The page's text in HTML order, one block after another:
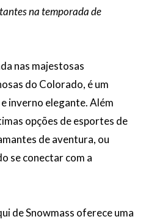
na temporada de
nas majestosas
do Colorado, é um
inverno elegante. Além
opções de esportes de
de aventura, ou
se conectar com a
de Snowmass oferece uma